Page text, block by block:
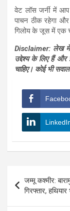
वेट लॉस जर्नी में
पाचन ठीक रहेगा
गिलोय के जूस में एक
Disclaimer: लेख में
उद्देश्य के लिए हैं और
चाहिए। कोई भी
navigation
जम्मू कश्मीर:
गिरफ्तार, हथियार